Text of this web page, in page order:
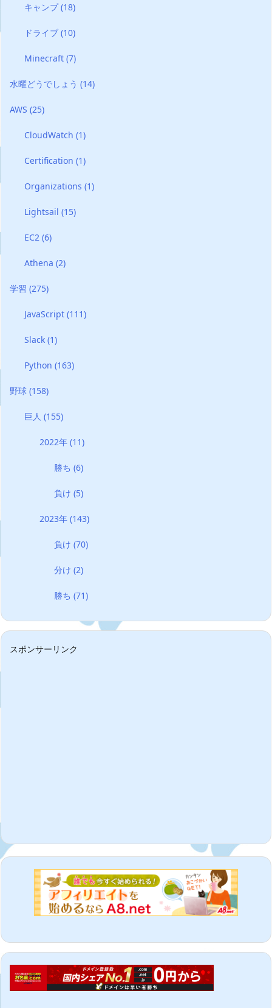
キャンプ(18)
ドライブ(10)
Minecraft(7)
水曜どうでしょう (14)
AWS (25)
CloudWatch(1)
Certification(1)
Organizations(1)
Lightsail(15)
EC2(6)
Athena(2)
学習 (275)
JavaScript(111)
Slack(1)
Python(163)
野球 (158)
巨人(155)
2022年 (11)
勝ち(6)
負け(5)
2023年 (143)
負け(70)
分け(2)
勝ち(71)
スポンサーリンク